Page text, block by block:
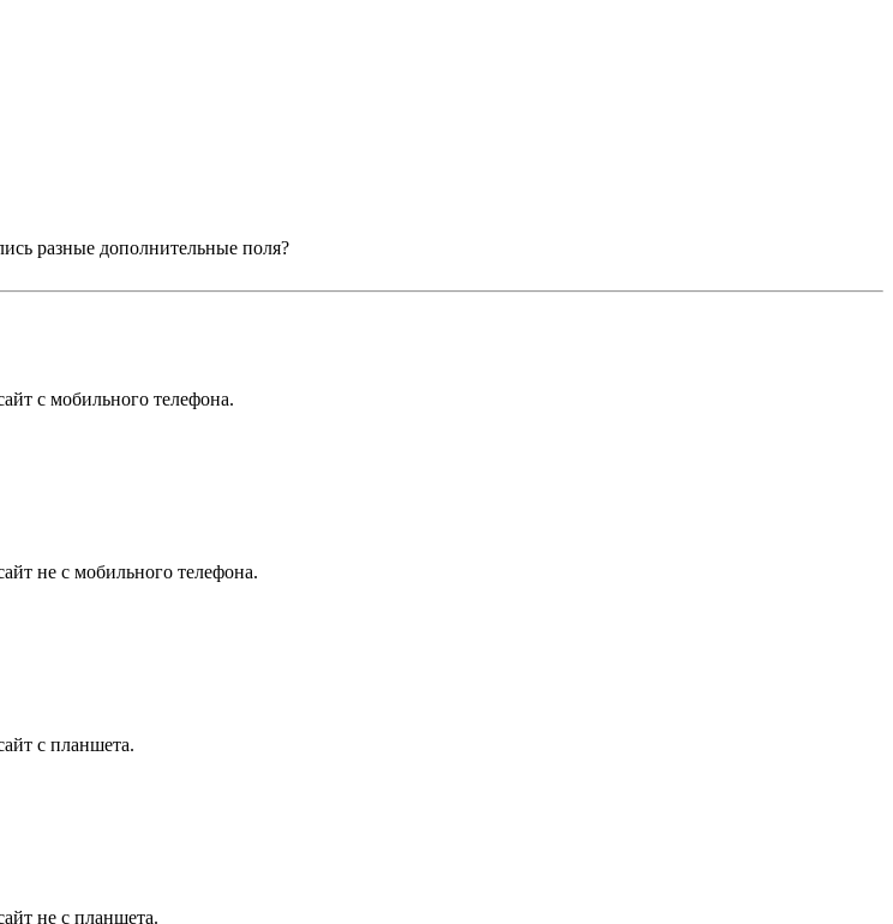
разные дополнительные поля?
с мобильного телефона.
не с мобильного телефона.
с планшета.
не с планшета.